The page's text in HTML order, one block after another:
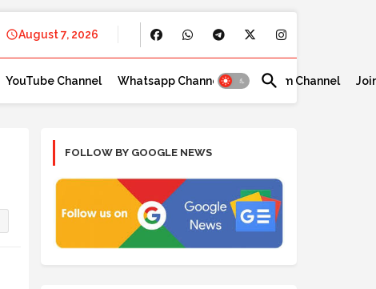
August 7, 2026
YouTube Channel Whatsapp Channel Telegram Channel
FOLLOW BY GOOGLE NEWS